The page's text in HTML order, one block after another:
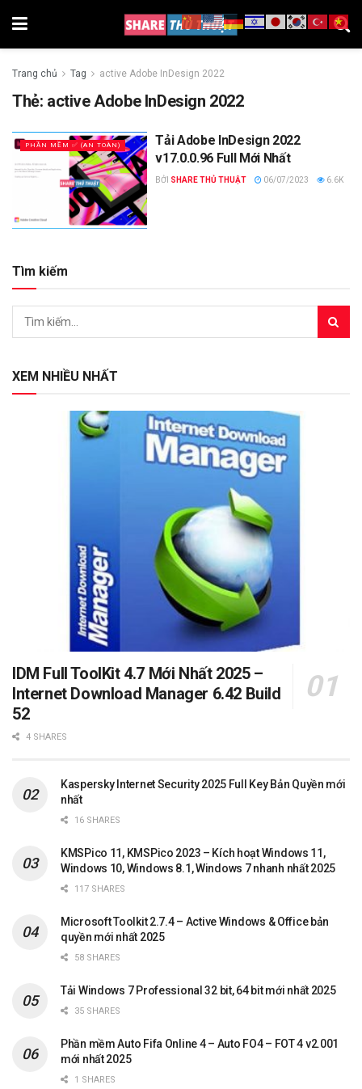
Trang chủ Tag active Adobe InDesign 2022
Thẻ: active Adobe InDesign 2022
PHẦN MỀM ✅ (AN TOÀN)
Tải Adobe InDesign 2022
v17.0.0.96 Full Mới Nhất
BỞI SHARE THỦ THUẬT 06/07/2023 6.6K
Tìm kiếm
XEM NHIỀU NHẤT
IDM Full ToolKit 4.7 Mới Nhất 2025 –
Internet Download Manager 6.42 Build
52
4 SHARES
Kaspersky Internet Security 2025 Full Key Bản Quyền mới
nhất
16 SHARES
KMSPico 11, KMSPico 2023 – Kích hoạt Windows 11,
Windows 10, Windows 8.1, Windows 7 nhanh nhất 2025
117 SHARES
Microsoft Toolkit 2.7.4 – Active Windows & Office bản
quyền mới nhất 2025
58 SHARES
Tải Windows 7 Professional 32 bit, 64 bit mới nhất 2025
35 SHARES
Phần mềm Auto Fifa Online 4 – Auto FO4 – FOT 4 v2.001
mới nhất 2025
1 SHARES